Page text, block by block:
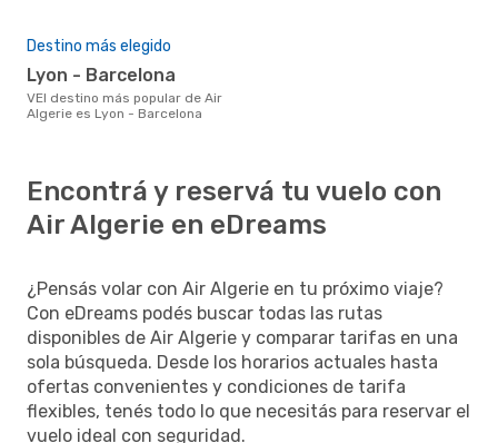
Destino más elegido
Lyon - Barcelona
vEl destino más popular de Air
Algerie es Lyon - Barcelona
Encontrá y reservá tu vuelo con
Air Algerie en eDreams
¿Pensás volar con Air Algerie en tu próximo viaje?
Con eDreams podés buscar todas las rutas
disponibles de Air Algerie y comparar tarifas en una
sola búsqueda. Desde los horarios actuales hasta
ofertas convenientes y condiciones de tarifa
flexibles, tenés todo lo que necesitás para reservar el
vuelo ideal con seguridad.